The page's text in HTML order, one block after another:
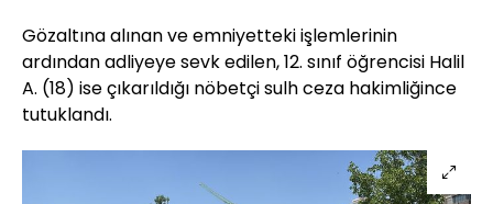
Gözaltına alınan ve emniyetteki işlemlerinin
ardından adliyeye sevk edilen, 12. sınıf öğrencisi Halil
A. (18) ise çıkarıldığı nöbetçi sulh ceza hakimliğince
tutuklandı.